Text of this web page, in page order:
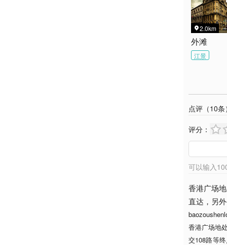
2.0km
外滩
江景
点评（10条
评分：
可以输入
香港广场
直达，另
香港广场地
交108路等